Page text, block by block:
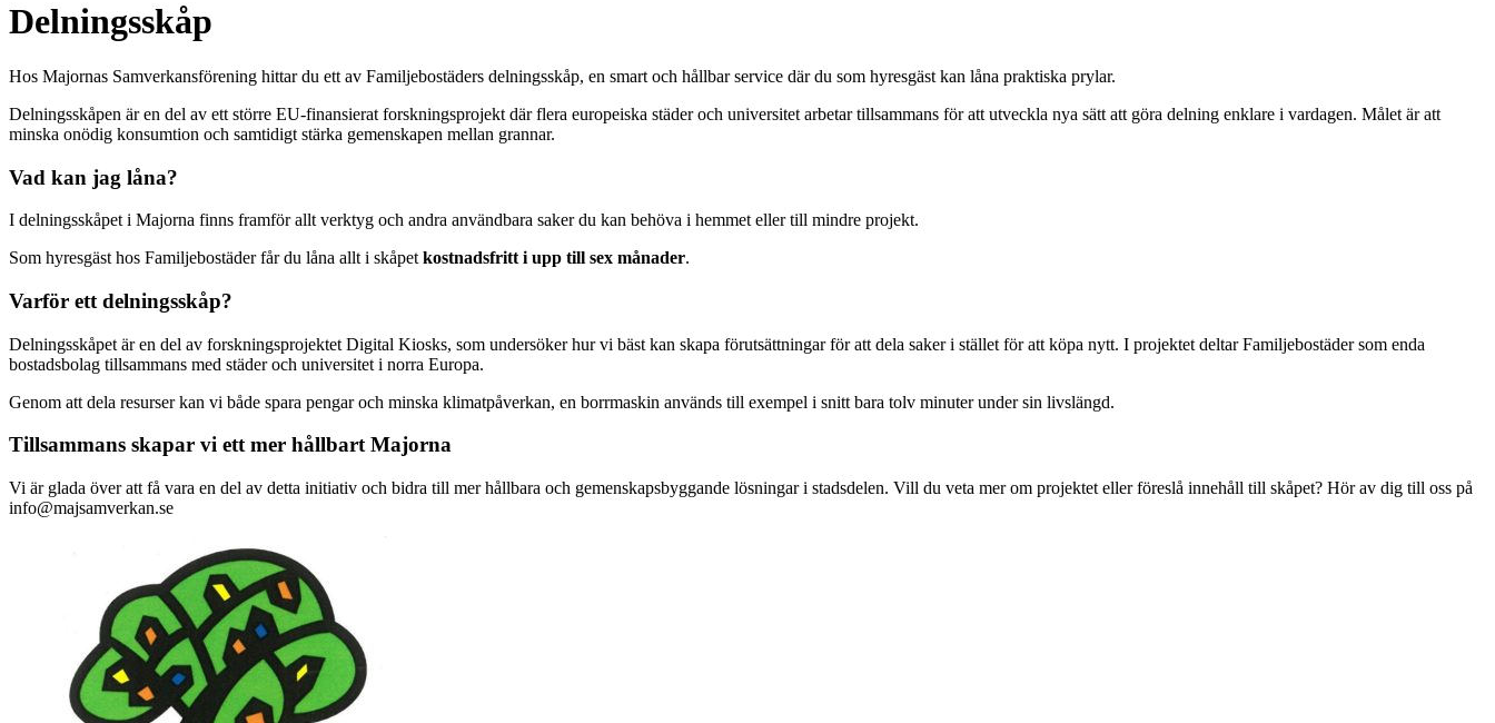
Delningsskåp
Hos Majornas Samverkansförening hittar du ett av Familjebostäders delningsskåp, en smart och hållbar service där du som hyresgäst kan låna praktiska prylar.
Delningsskåpen är en del av ett större EU-finansierat forskningsprojekt där flera europeiska städer och universitet arbetar tillsammans för att utveckla nya sätt att göra delning enklare i vardagen. Målet är att
minska onödig konsumtion och samtidigt stärka gemenskapen mellan grannar.
Vad kan jag låna?
I delningsskåpet i Majorna finns framför allt verktyg och andra användbara saker du kan behöva i hemmet eller till mindre projekt.
Som hyresgäst hos Familjebostäder får du låna allt i skåpet kostnadsfritt i upp till sex månader.
Varför ett delningsskåp?
Delningsskåpet är en del av forskningsprojektet Digital Kiosks, som undersöker hur vi bäst kan skapa förutsättningar för att dela saker i stället för att köpa nytt. I projektet deltar Familjebostäder som enda
bostadsbolag tillsammans med städer och universitet i norra Europa.
Genom att dela resurser kan vi både spara pengar och minska klimatpåverkan, en borrmaskin används till exempel i snitt bara tolv minuter under sin livslängd.
Tillsammans skapar vi ett mer hållbart Majorna
Vi är glada över att få vara en del av detta initiativ och bidra till mer hållbara och gemenskapsbyggande lösningar i stadsdelen. Vill du veta mer om projektet eller föreslå innehåll till skåpet? Hör av dig till oss på
info@majsamverkan.se